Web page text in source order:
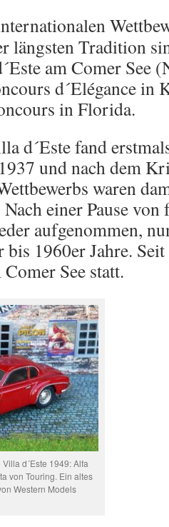
längsten Tradition
am Comer See
d´Elégance
in Florida.
d´Este fand
und nach dem
waren
einer Pause von
aufgenommen,
bis 1960er Jahre.
See statt.
d´Este 1949: Alfa
von Touring. Ein altes
Western Models